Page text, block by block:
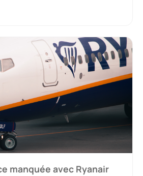
manquée avec Ryanair